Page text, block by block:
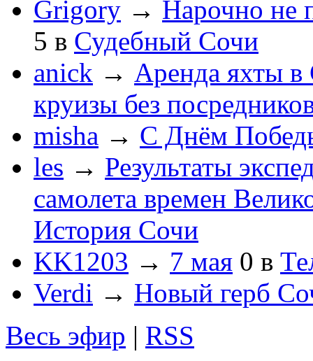
Grigory → Нарочно не
5 в Судебный Сочи
anick → Аренда яхты в
круизы без
misha → С Днём
les → Результаты
самолета времен
История Сочи
KK1203 → 7 мая 0 в
Verdi → Новый герб
Весь эфир | RSS